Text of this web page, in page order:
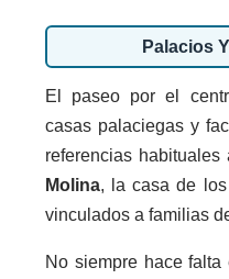
Palacios
El paseo por el
casas palaciegas y
referencias habituales
Molina, la casa de
vinculados a familias
No siempre hace